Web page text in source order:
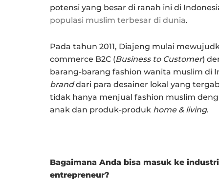
potensi yang besar di ranah ini di
populasi muslim terbesar di dunia.
Pada tahun 2011, Diajeng mulai
commerce B2C (Business to Customer)
barang-barang fashion wanita muslim di
branddari para desainer lokal yang
tidak hanya menjual fashion muslim
anak dan produk-produk home & living.
Bagaimana Anda bisa masuk ke
entrepreneur?